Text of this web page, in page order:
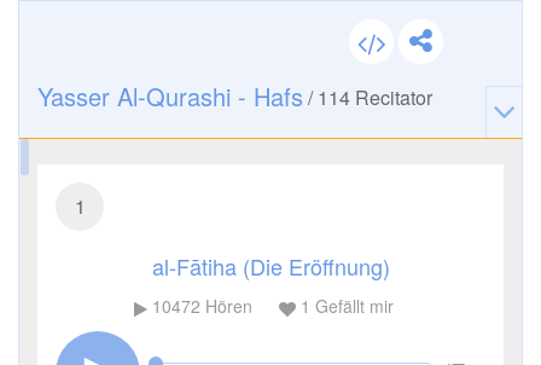
Yasser Al-Qurashi - Hafs /114 Recitator
1
al-Fātiha (Die Eröffnung)
10472 Hören 1 Gefällt mir